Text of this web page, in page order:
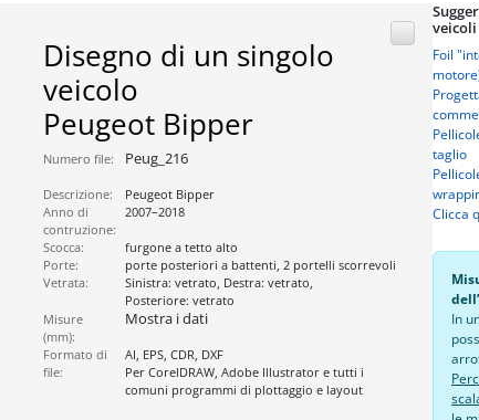
Disegno di un singolo
veicolo
Peugeot Bipper
Numero file: Peug_216
Descrizione:
Peugeot Bipper
Anno di
contruzione:
2007–2018
Scocca:
furgone a tetto alto
Porte:
porte posteriori a battenti, 2 portelli scorrevoli
Vetrata:
Sinistra: vetrato, Destra: vetrato,
Posteriore: vetrato
Misure
(mm):
Mostra i dati
Formato di
file:
AI, EPS, CDR, DXF
Per CorelDRAW, Adobe Illustrator e tutti i
comuni programmi di plottaggio e layout
veicoli
Foil
taglio
Clicca
In